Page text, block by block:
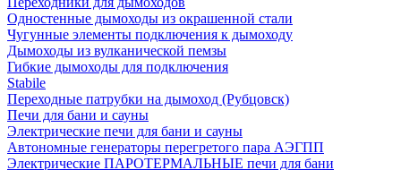
Одностенные дымоходы из окрашенной стали
Чугунные элементы подключения к дымоходу
Дымоходы из вулканической пемзы
Гибкие дымоходы для подключения
Stabile
Переходные патрубки на дымоход (Рубцовск)
Печи для бани и сауны
Электрические печи для бани и сауны
Автономные генераторы перегретого пара АЭГПП
Электрические ПАРОТЕРМАЛЬНЫЕ печи для бани